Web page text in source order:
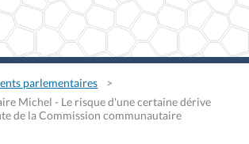
parlementaires
Michel - Le risque d'une certaine dérive
de la Commission communautaire